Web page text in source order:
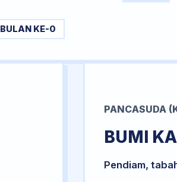
BULAN KE-0
PANCASUDA
BUMI
Pendiam,